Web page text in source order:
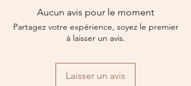
Aucun avis pour le moment
Partagez votre expérience, soyez le premier
à laisser un avis.
Laisser un avis